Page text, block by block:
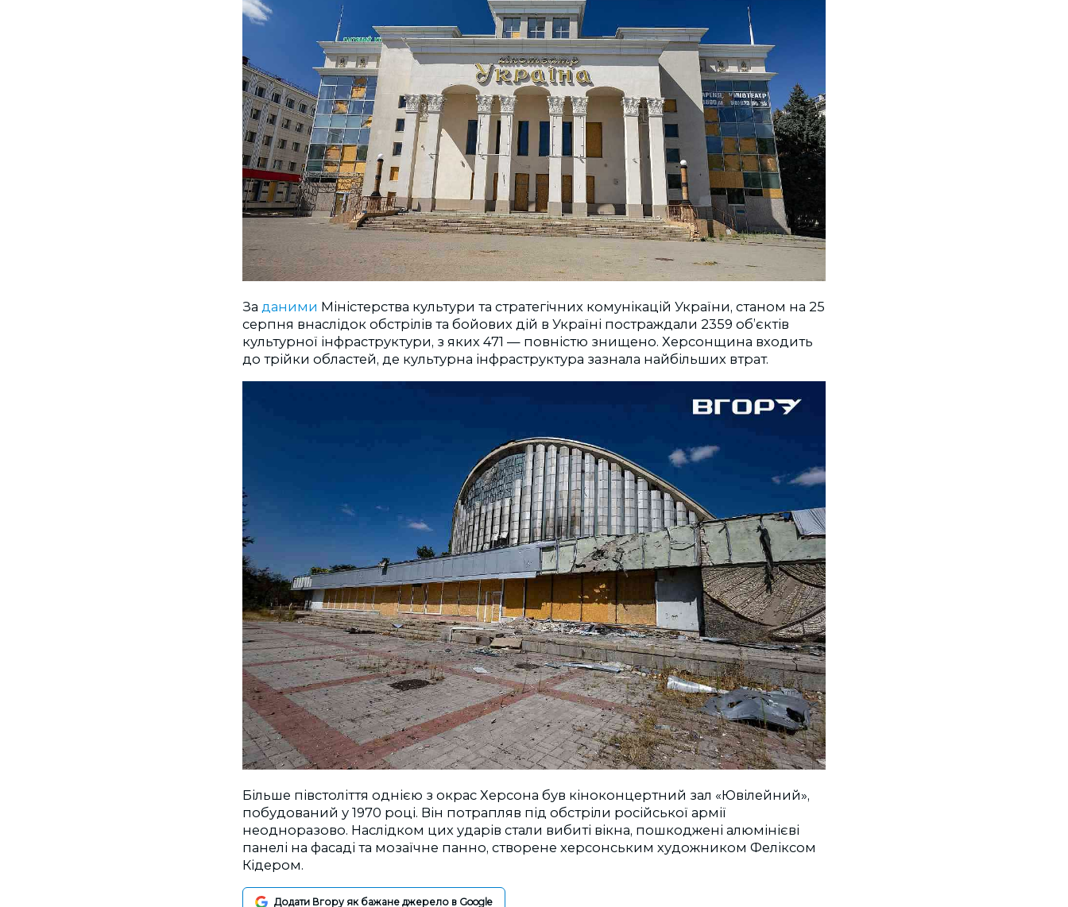
За даними Міністерства культури та стратегічних комунікацій України, станом на 25
серпня внаслідок обстрілів та бойових дій в Україні постраждали 2359 об’єктів
культурної інфраструктури, з яких 471 — повністю знищено. Херсонщина входить
до трійки областей, де культурна інфраструктура зазнала найбільших втрат.
Більше півстоліття однією з окрас Херсона був кіноконцертний зал «Ювілейний»,
побудований у 1970 році. Він потрапляв під обстріли російської армії
неодноразово. Наслідком цих ударів стали вибиті вікна, пошкоджені алюмінієві
панелі на фасаді та мозаїчне панно, створене херсонським художником Феліксом
Кідером.
Додати Вгору як бажане джерело в Google